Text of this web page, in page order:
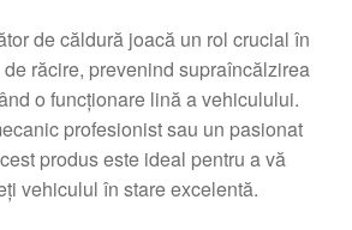
de căldură joacă un rol crucial în
răcire, prevenind supraîncălzirea
o funcționare lină a vehiculului.
profesionist sau un pasionat
produs este ideal pentru a vă
vehiculul în stare excelentă.